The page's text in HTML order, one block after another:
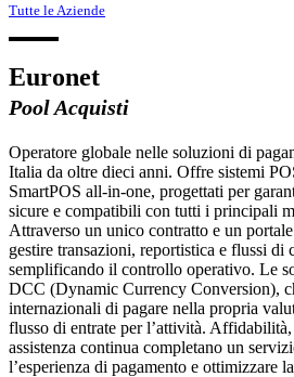
Tutte le Aziende
Euronet
Pool Acquisti
Operatore globale nelle soluzioni di
Italia da oltre dieci anni. Offre sistemi
SmartPOS all-in-one, progettati per
sicure e compatibili con tutti i principali
Attraverso un unico contratto e un
gestire transazioni, reportistica e flussi di
semplificando il controllo operativo. Le
DCC (Dynamic Currency Conversion),
internazionali di pagare nella propria
flusso di entrate per l’attività.
assistenza continua completano un
l’esperienza di pagamento e ottimizzare